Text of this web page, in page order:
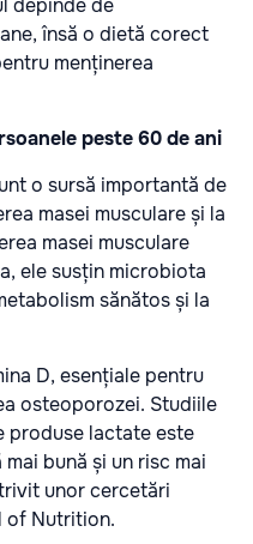
depinde de
însă o dietă corect
menținerea
peste 60 de ani
o sursă importantă de
masei musculare și la
masei musculare
ele susțin microbiota
sănătos și la
D, esențiale pentru
osteoporozei. Studiile
produse lactate este
bună și un risc mai
unor cercetări
of Nutrition.